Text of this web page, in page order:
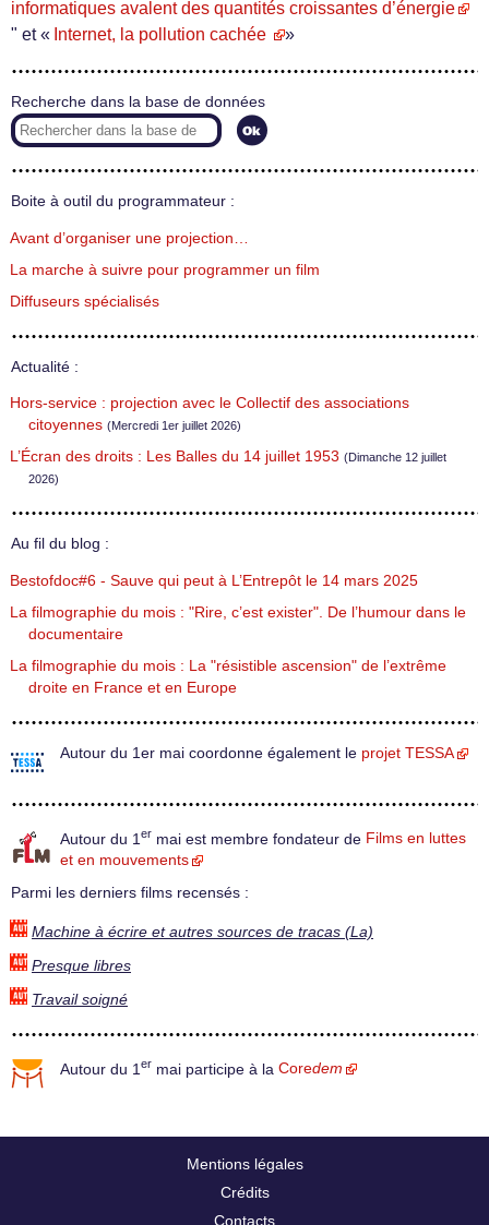
informatiques avalent des quantités croissantes d’énergie
" et « Internet, la pollution cachée »
Recherche dans la base de données
Boite à outil du programmateur :
Avant d’organiser une projection…
La marche à suivre pour programmer un film
Diffuseurs spécialisés
Actualité :
Hors-service : projection avec le Collectif des associations
citoyennes (Mercredi 1er juillet 2026)
L’Écran des droits : Les Balles du 14 juillet 1953 (Dimanche 12 juillet
2026)
Au fil du blog :
Bestofdoc#6 - Sauve qui peut à L’Entrepôt le 14 mars 2025
La filmographie du mois : "Rire, c’est exister". De l’humour dans le
documentaire
La filmographie du mois : La "résistible ascension" de l’extrême
droite en France et en Europe
Autour du 1er mai coordonne également le projet TESSA
Autour du 1 er mai est membre fondateur de Films en luttes
et en mouvements
Parmi les derniers films recensés :
Machine à écrire et autres sources de tracas (La)
Presque libres
Travail soigné
Autour du 1 er mai participe à la Coredem
Mentions légales
Crédits
Contacts